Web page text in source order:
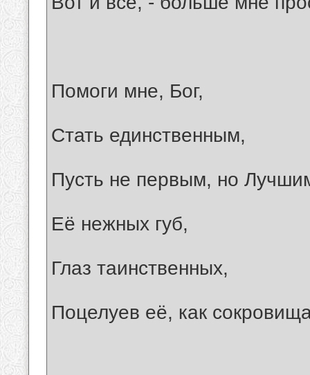
Помоги мне, Бог,
Стать единственным,
Пусть не первым, но
Её нежных губ,
Глаз таинственных,
Поцелуев её, как